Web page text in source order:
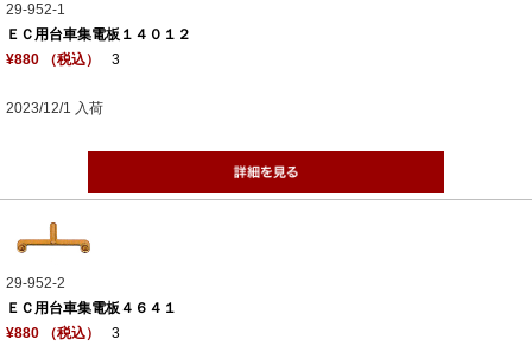
29-952-1
ＥＣ用台車集電板１４０１２
¥880 （税込）
3
2023/12/1 入荷
29-952-2
ＥＣ用台車集電板４６４１
¥880 （税込）
3